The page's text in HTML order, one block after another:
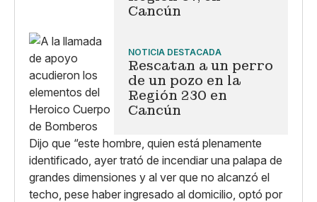
Cancún
NOTICIA DESTACADA
Rescatan a un perro
de un pozo en la
Región 230 en
Cancún
Dijo que “este hombre, quien está plenamente
identificado, ayer trató de incendiar una palapa de
grandes dimensiones y al ver que no alcanzó el
techo, pese haber ingresado al domicilio, optó por